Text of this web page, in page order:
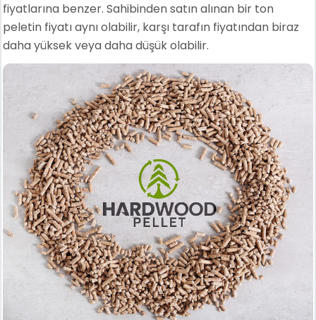
fiyatlarına benzer. Sahibinden satın alınan bir ton
peletin fiyatı aynı olabilir, karşı tarafın fiyatından biraz
daha yüksek veya daha düşük olabilir.